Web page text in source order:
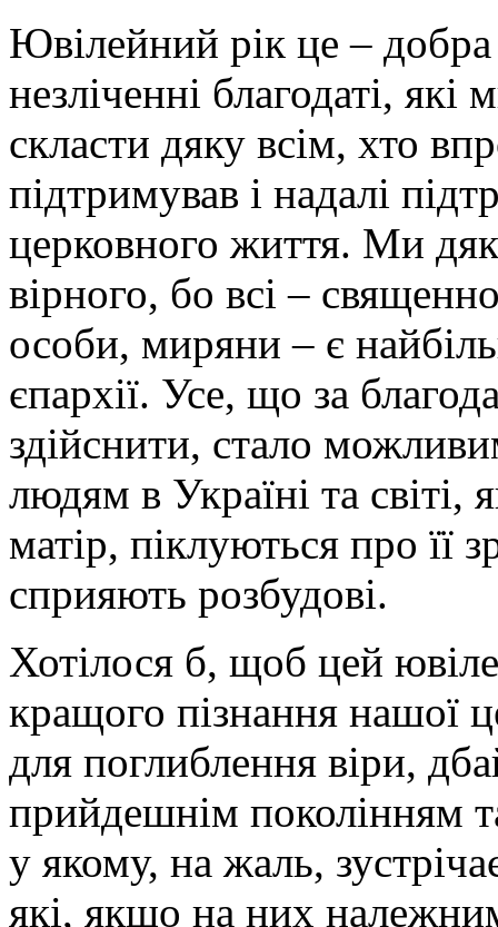
Ювілейний рік це – добра
незліченні благодаті,
скласти дяку всім, хто
підтримував і надалі
церковного життя. Ми
вірного, бо всі –
особи, миряни – є
єпархії. Усе, що за
здійснити, стало
людям в Україні та
матір, піклуються про її
сприяють розбудові.
Хотілося б, щоб цей
кращого пізнання нашої
для поглиблення віри,
прийдешнім поколінням
у якому, на жаль,
які, якщо на них